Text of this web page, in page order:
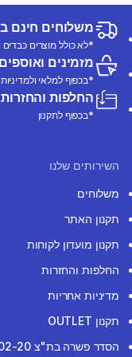
משלוחים חינם
*לא כולל מוצרים כבדים
מזמינים
*בכפוף למלאי
החלפות והחזרות חינם עד 365
*בכפוף לתקנון
השירותים שלנו
משלוחים
תקנון האתר
תקנון מועדון לקוחות
החלפות והחזרות
מדיניות אחריות
תקנון OUTLET
הסדר פשרה בת"צ 18665-02-20